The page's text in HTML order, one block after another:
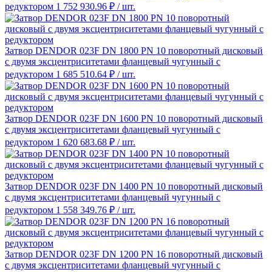
редуктором 1 752 930.96 ₽ / шт.
Затвор DENDOR 023F DN 1800 PN 10 поворотный дисковый
c двумя эксцентриситетами фланцевый чугунный с
редуктором 1 685 510.64 ₽ / шт.
Затвор DENDOR 023F DN 1600 PN 10 поворотный дисковый
c двумя эксцентриситетами фланцевый чугунный с
редуктором 1 620 683.68 ₽ / шт.
Затвор DENDOR 023F DN 1400 PN 10 поворотный дисковый
c двумя эксцентриситетами фланцевый чугунный с
редуктором 1 558 349.76 ₽ / шт.
Затвор DENDOR 023F DN 1200 PN 16 поворотный дисковый
c двумя эксцентриситетами фланцевый чугунный с